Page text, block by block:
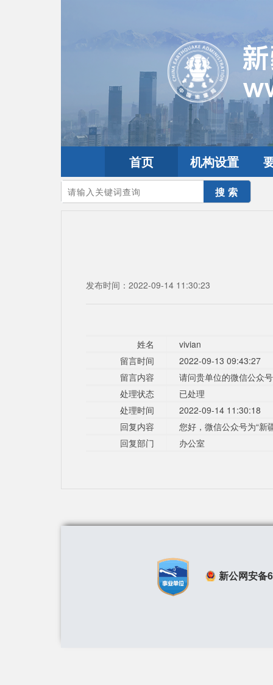
首页 机构设置
您的当前位置：首页>互动交流
发布时间：2022-09-14 11:30:23
姓名
vivian
留言时间
2022-09-13 09:43:27
留言内容
请问贵单位的微信公众
处理状态
已处理
处理时间
2022-09-14 11:30:18
回复内容
您好，微信公众号为“新
回复部门
办公室
新公网安备